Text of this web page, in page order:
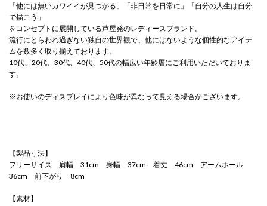
「他には無いカワイイが見つかる」「非日常を日常に」「自分の人生は自分
で描こう」
をコンセプトに展開している芦屋発のレディースブランド。
流行にとらわれ過ぎない独自の世界観で、他にはないような個性的なアイテ
ムを数多く取り揃えております。
10代、20代、30代、40代、50代の幅広い年齢層にご利用いただいておりま
す。
※お使いのディスプレイにより色味が異なって見える場合がございます。
【製品寸法】
フリーサイズ 肩幅 31cm 身幅 37cm 着丈 46cm アームホール
36cm 前下がり 8cm
【素材】